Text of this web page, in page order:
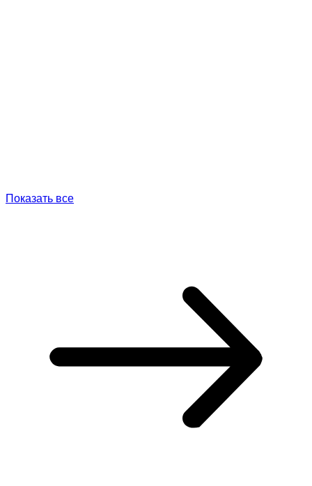
Показать все